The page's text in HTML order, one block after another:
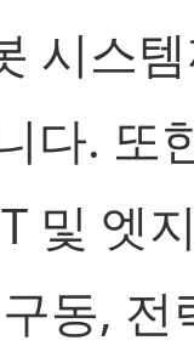
시스
다. 또
및 엣
동, 전